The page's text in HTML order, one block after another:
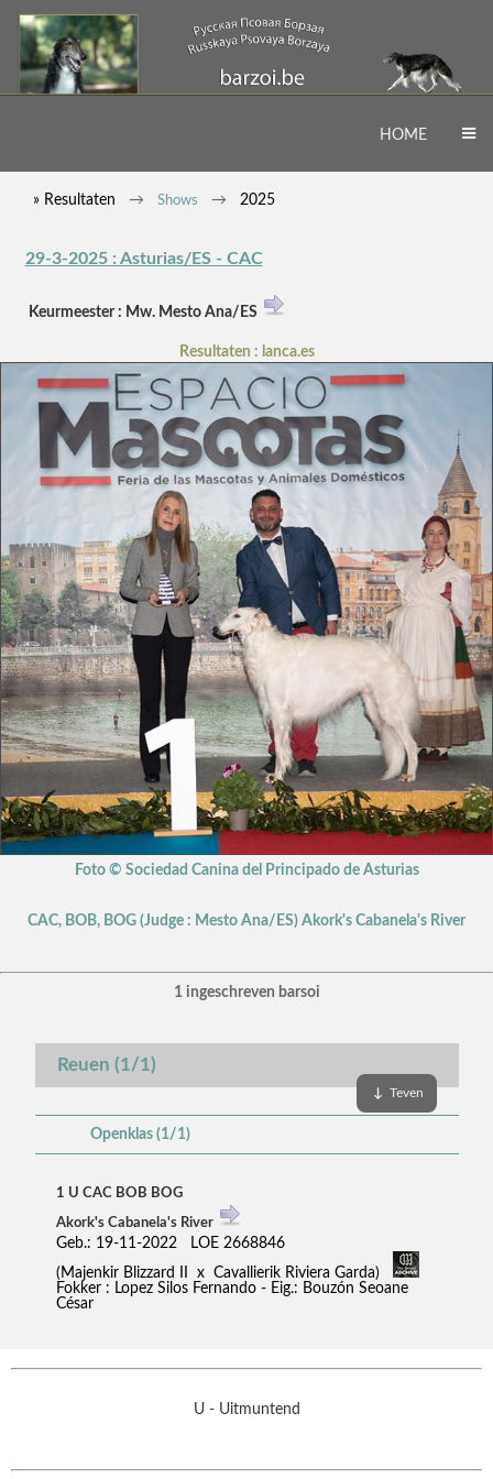
HOME
» Resultaten Shows 2025
29-3-2025 : Asturias/ES - CAC
Keurmeester : Mw. Mesto Ana/ES
Resultaten : lanca.es
Foto © Sociedad Canina del Principado de Asturias
CAC, BOB, BOG (Judge : Mesto Ana/ES) Akork's Cabanela's River
1 ingeschreven barsoi
Reuen (1/1)
↓ Teven
Openklas (1/1)
1 U CAC BOB BOG
Akork's Cabanela's River
Geb.: 19-11-2022 LOE 2668846
(Majenkir Blizzard II x Cavallierik Riviera Garda)
Fokker : Lopez Silos Fernando - Eig.: Bouzón Seoane
César
U - Uitmuntend